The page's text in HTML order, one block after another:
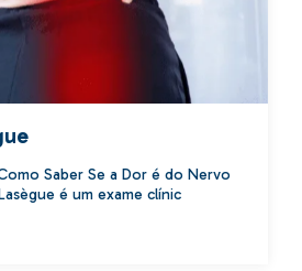
Saber Se a Dor é do Nervo
é um exame clínic